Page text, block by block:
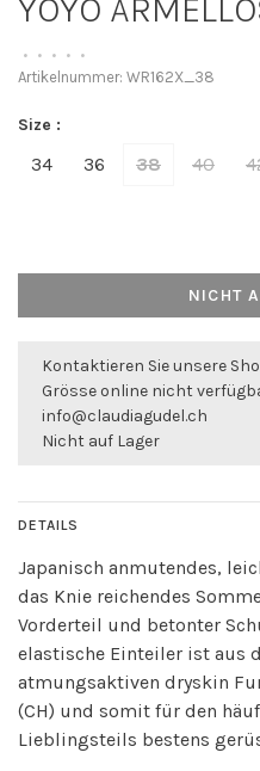
YOYO
• • • • •
Artikelnummer: WR162X_38
Size :
34 36 38 40
NICHT
Kontaktieren Sie unsere
Grösse online nicht
info@claudiagudel.ch
Nicht auf Lager
DETAILS
Japanisch anmutendes,
das Knie reichendes
Vorderteil und betonter
elastische Einteiler ist aus
atmungsaktiven dryskin
(CH) und somit für den
Lieblingsteils bestens